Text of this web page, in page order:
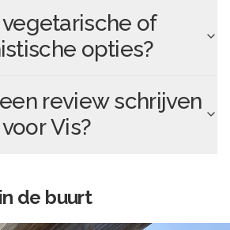
of
opties?
review schrijven
voorVis?
de buurt